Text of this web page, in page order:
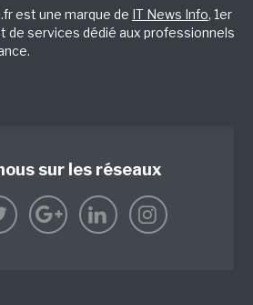
est une marque de IT News Info, 1er
de services dédié aux professionnels
sur les réseaux